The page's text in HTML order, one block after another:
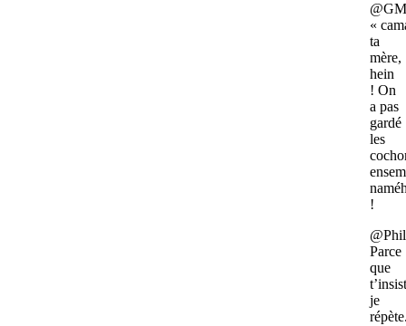
@GM
«
ta
mère,
hein
! On
a pas
gardé
les
!
Parce
que
je